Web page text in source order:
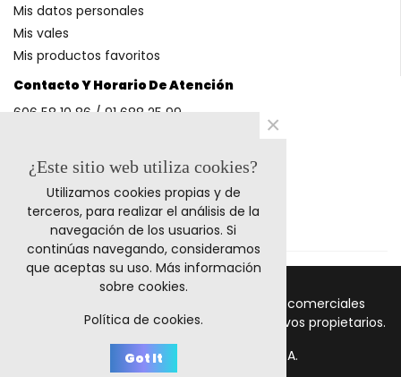
Contacto Y Horario De Atención
606 58 10 86 / 91 688 25 99
Métodos De Pago
Mis datos personales
Mis vales
Mis productos favoritos
© 2023 Retrocables. Los logos y marcas comerciales
mencionadas corresponden a sus respectivos propietarios.
Todos los precios incluyen I.V.A.
¿Este sitio web utiliza cookies?
Utilizamos cookies propias y de
terceros, para realizar el análisis de la
navegación de los usuarios. Si
continúas navegando, consideramos
que aceptas su uso. Más información
sobre cookies.
Política de cookies.
Got It
×